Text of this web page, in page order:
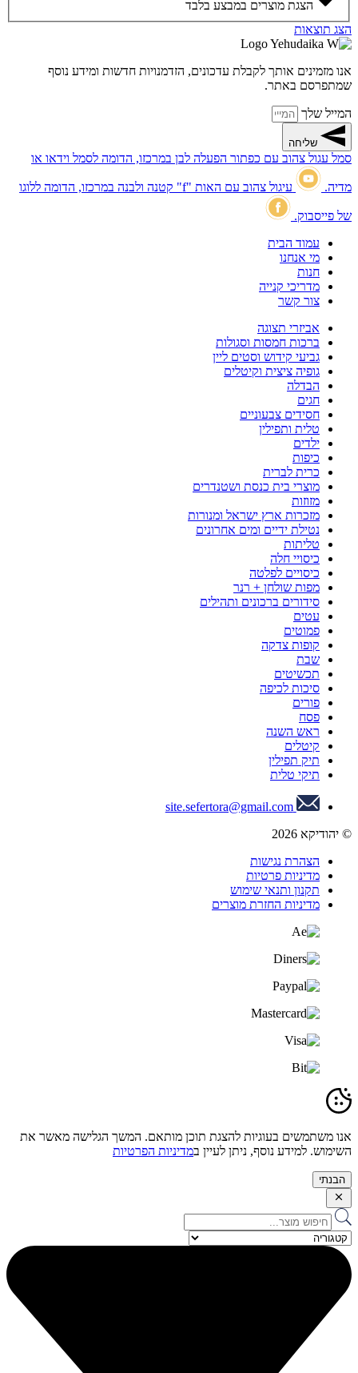
הצגת מוצרים במבצע בלבד
הצג תוצאות
אנו מזמינים אותך לקבלת עדכונים, הזדמנויות חדשות ומידע נוסף
שמתפרסם באתר.
המייל שלך
שליחה
סמל עגול צהוב עם כפתור הפעלה לבן במרכזו, הדומה לסמל וידאו או
מדיה. עיגול צהוב עם האות "f" קטנה ולבנה במרכזו, הדומה ללוגו
של פייסבוק.
עמוד הבית
מי אנחנו
חנות
מדריכי קנייה
צור קשר
אביזרי תצוגה
ברכות חמסות וסגולות
גביעי קידוש וסטים ליין
גופיה ציצית וקיטלים
הבדלה
חגים
חסידים צבעוניים
טלית ותפילין
ילדים
כיפות
כרית לברית
מוצרי בית כנסת ושטנדרים
מזוזות
מזכרות ארץ ישראל ומנורות
נטילת ידיים ומים אחרונים
טליתות
כיסויי חלה
כיסויים לפלטה
מפות שולחן + רנר
סידורים ברכונים ותהילים
עטים
פמוטים
קופות צדקה
שבת
תכשיטים
סיכות לכיפה
פורים
פסח
ראש השנה
קיטלים
תיק תפילין
תיקי טלית
site.sefertora@gmail.com
© יהודיקא 2026
הצהרת נגישות
מדיניות פרטיות
תקנון ותנאי שימוש
מדיניות החזרת מוצרים
אנו משתמשים בעוגיות להצגת תוכן מותאם. המשך הגלישה מאשר את
השימוש. למידע נוסף, ניתן לעיין במדיניות הפרטיות
הבנתי
Search
...